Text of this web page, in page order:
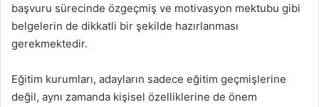
başvuru sürecinde özgeçmiş ve motivasyon mektubu gibi
belgelerin de dikkatli bir şekilde hazırlanması
gerekmektedir.
Eğitim kurumları, adayların sadece eğitim geçmişlerine
değil, aynı zamanda kişisel özelliklerine de önem